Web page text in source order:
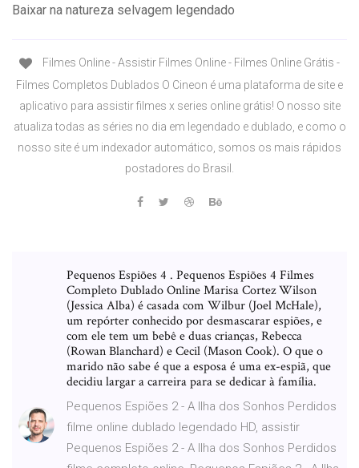
Baixar na natureza selvagem legendado
Filmes Online - Assistir Filmes Online - Filmes Online Grátis -
Filmes Completos Dublados O Cineon é uma plataforma de site e
aplicativo para assistir filmes x series online grátis! O nosso site
atualiza todas as séries no dia em legendado e dublado, e como o
nosso site é um indexador automático, somos os mais rápidos
postadores do Brasil.
Pequenos Espiões 4 . Pequenos Espiões 4 Filmes
Completo Dublado Online Marisa Cortez Wilson
(Jessica Alba) é casada com Wilbur (Joel McHale),
um repórter conhecido por desmascarar espiões, e
com ele tem um bebê e duas crianças, Rebecca
(Rowan Blanchard) e Cecil (Mason Cook). O que o
marido não sabe é que a esposa é uma ex-espiã, que
decidiu largar a carreira para se dedicar à família.
Pequenos Espiões 2 - A Ilha dos Sonhos Perdidos
filme online dublado legendado HD, assistir
Pequenos Espiões 2 - A Ilha dos Sonhos Perdidos